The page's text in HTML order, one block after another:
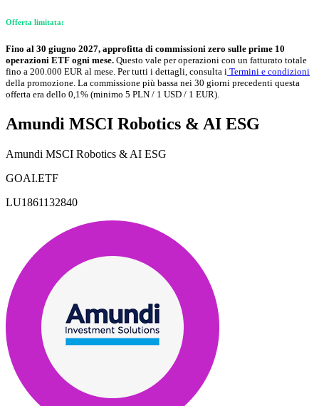
Offerta limitata:
Fino al 30 giugno 2027, approfitta di commissioni zero sulle prime 10
operazioni ETF ogni mese. Questo vale per operazioni con un fatturato totale
fino a 200.000 EUR al mese. Per tutti i dettagli, consulta i Termini e condizioni
della promozione. La commissione più bassa nei 30 giorni precedenti questa
offerta era dello 0,1% (minimo 5 PLN / 1 USD / 1 EUR).
Amundi MSCI Robotics & AI ESG
Amundi MSCI Robotics & AI ESG
GOAI.ETF
LU1861132840